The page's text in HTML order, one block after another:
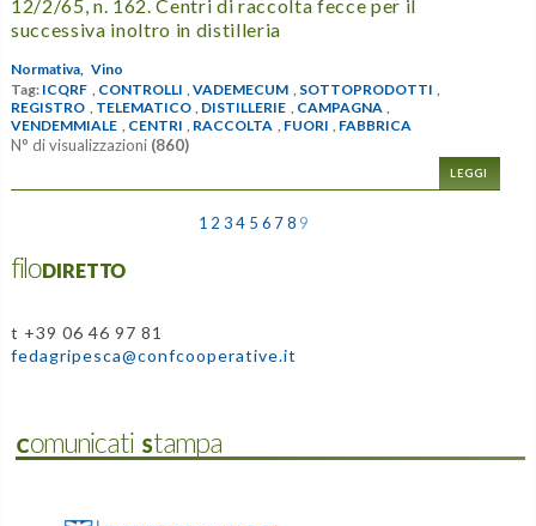
12/2/65, n. 162. Centri di raccolta fecce per il
successiva inoltro in distilleria
Normativa, Vino
Tag: ICQRF CONTROLLI ,VADEMECUM SOTTOPRODOTTI
REGISTRO
TELEMATICO DISTILLERIE CAMPAGNA
VENDEMMIALE
CENTRI RACCOLTA FUORI FABBRICA
N° di visualizzazioni (860)
LEGGI
1 2 3 4 5 6 78 9
filoDIRETTO
t +39 06 46 97 81
fedagripesca@confcooperative.it
Comunicati Stampa